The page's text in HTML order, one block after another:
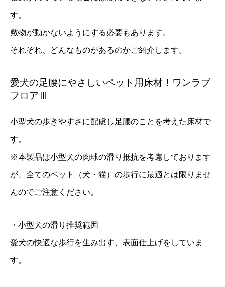
す。
敷物が動かないようにする必要もあります。
それぞれ、どんなものがあるのかご紹介します。
愛犬の足腰にやさしいペット用床材！ワンラブ
フロアⅢ
小型犬の歩きやすさに配慮し足腰のことを考えた床材で
す。
※本製品は小型犬の肉球の滑り抵抗を考慮しております
が、全てのペット（犬・猫）の歩行に最適とは限りませ
んのでご注意ください。
・小型犬の滑り推奨範囲
愛犬の快適な歩行を生み出す、表面仕上げをしていま
す。